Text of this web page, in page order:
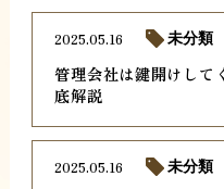
管理会社は鍵開けして
底解説
2025.05.16 未分類
2025.05.16 未分類